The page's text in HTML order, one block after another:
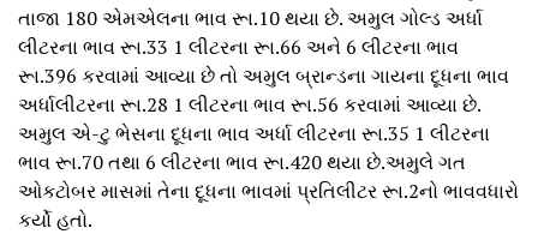
તાજા 180 એમએલના ભાવ રૂા.10 થયા છે. અમુલ ગોલ્ડ અર્ધા
લીટરના ભાવ રૂા.33 1 લીટરના રૂા.66 અને 6 લીટરના ભાવ
રૂા.396 કરવામાં આવ્યા છે તો અમુલ બ્રાન્ડના ગાયના દૂધના ભાવ
અર્ધાલીટરના રૂા.28 1 લીટરના ભાવ રૂા.56 કરવામાં આવ્યા છે.
અમુલ એ-ટુ ભેસના દૂધના ભાવ અર્ધા લીટરના રૂા.35 1 લીટરના
ભાવ રૂા.70 તથા 6 લીટરના ભાવ રૂા.420 થયા છે.અમુલે ગત
ઓકટોબર માસમાં તેના દૂધના ભાવમાં પ્રતિલીટર રૂા.2નો ભાવવધારો
કર્યો હતો.